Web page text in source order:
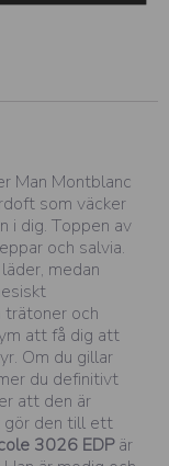
Man Montblanc
som väcker
i dig. Toppen av
och salvia.
medan
trätoner och
att få dig att
Om du gillar
du definitivt
att den är
gör den till ett
3026 EDPär